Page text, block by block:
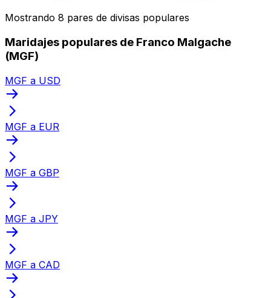
Mostrando 8 pares de divisas populares
Maridajes populares de Franco Malgache
(MGF)
MGF a USD
MGF a EUR
MGF a GBP
MGF a JPY
MGF a CAD